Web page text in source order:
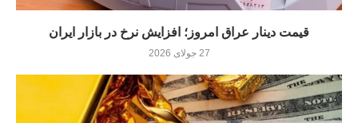
قیمت دینار عراق امروز؛ افزایش نرخ در بازار ایران
27 جولای 2026